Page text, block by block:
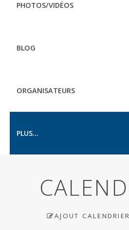
PHOTOS/VIDÉOS
BLOG
ORGANISATEURS
PLUS...
AJOUT